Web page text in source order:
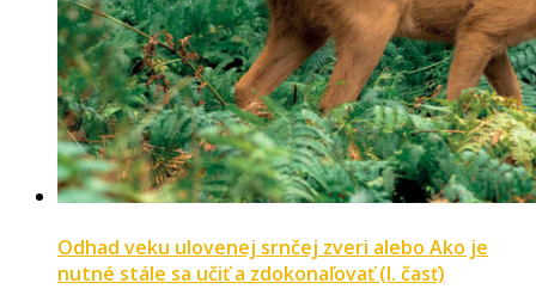
Odhad veku ulovenej srnčej zveri alebo Ako je
nutné stále sa učiť a zdokonaľovať (I. časť)